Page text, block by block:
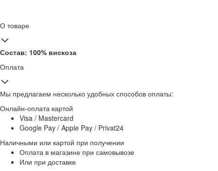
О товаре
Состав: 100% вискоза
Оплата
Мы предлагаем несколько удобных способов оплаты:
Онлайн-оплата картой
Visa / Mastercard
Google Pay / Apple Pay / Privat24
Наличными или картой при получении
Оплата в магазине при самовывозе
Или при доставке